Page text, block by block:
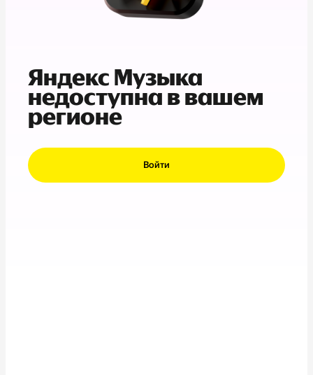
Яндекс Музыка
недоступна в вашем
регионе
Войти